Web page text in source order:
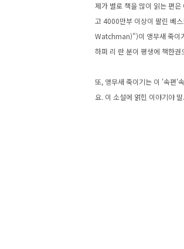
제가 별로 책을 많이 읽는 편
고 4000만부 이상이 팔린 베
Watchman)")이 앵무새 죽이
하퍼 리 란 분이 평생에 책한
또, 앵무새 죽이기는 이 '속편'
요. 이 소설에 얽힌 이야기야